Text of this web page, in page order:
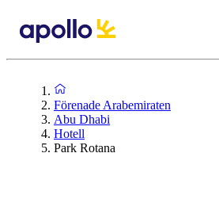
Förenade Arabemiraten
Abu Dhabi
Hotell
Park Rotana